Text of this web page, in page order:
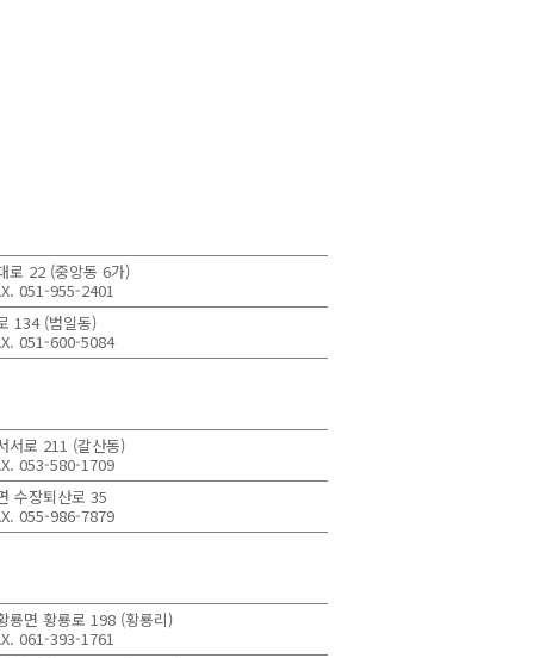
로 22 (중앙동 6가)
051-955-2401
134 (범일동)
051-600-5084
서로 211 (갈산동)
053-580-1709
수장퇴산로 35
055-986-7879
룡면 황룡로 198 (황룡리)
061-393-1761